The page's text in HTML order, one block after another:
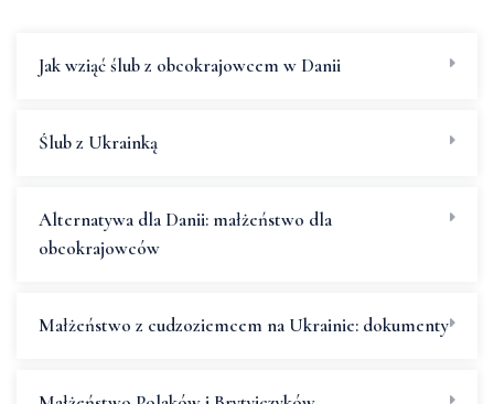
Jak wziąć ślub z obcokrajowcem w Danii
Ślub z Ukrainką
Alternatywa dla Danii: małżeństwo dla
obcokrajowców
Małżeństwo z cudzoziemcem na Ukrainie: dokumenty